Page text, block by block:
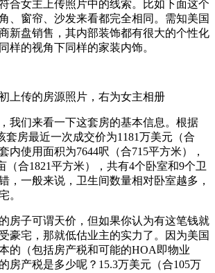
合女主上传照片中的线索。比如下面这个
、窗帘、沙发来看都完全相同。需知美国
新盘销售，其内部装饰都有很大的个性化
样的视角下同样的家装内饰。
传的房源照片，右为女主相册
们来看一下这套房的基本信息。根据
套房最近一次成交价为1181万美元（合
内使用面积为7644呎（合715平方米），
（合1821平方米），共有4个卧室和9个卫
，一般来说，卫生间数量相对卧室越多，
。
子可谓天价，但如果你认为有这笔钱就
豪宅，那就低估业主的实力了。因为美国
的（包括房产税和可能的HOA即物业
房产税是多少呢？15.3万美元（合105万